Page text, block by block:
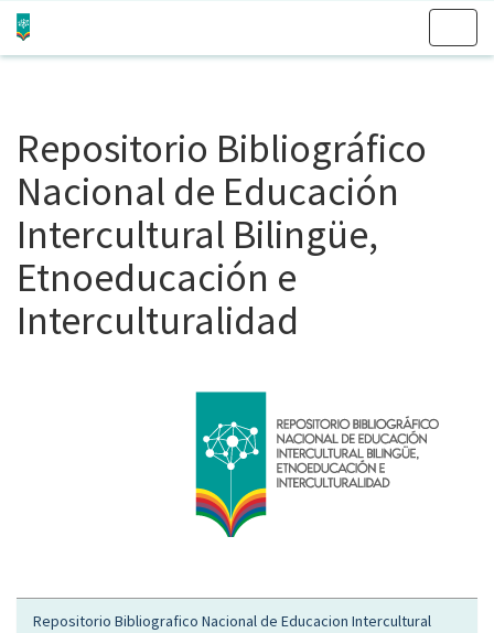
Repositorio Bibliográfico
Nacional de Educación
Intercultural Bilingüe,
Etnoeducación e
Interculturalidad
Repositorio Bibliografico Nacional de Educacion Intercultural